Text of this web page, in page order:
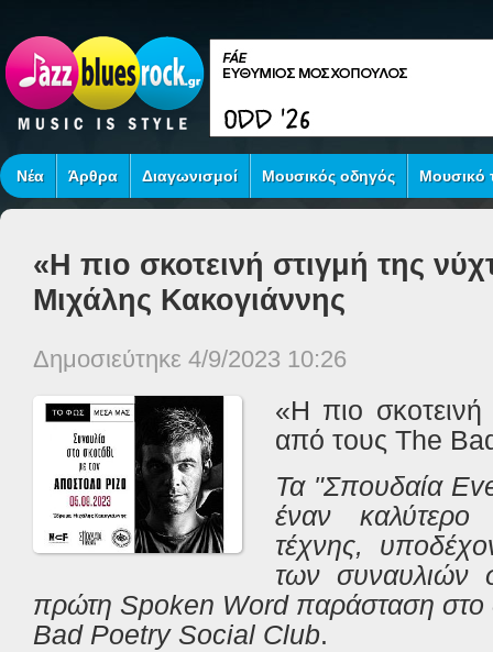
Νέα Άρθρα Διαγωνισμοί Μουσικός οδηγός Μουσικό
«Η πιο σκοτεινή στιγμή της
Μιχάλης Κακογιάννης
Δημοσιεύτηκε 4/9/2023 10:26
«Η πιο σκοτεινή
από τους The
Τα "Σπουδαία
έναν
τέχνης,
των συναυλιών
πρώτη Spoken Word παράσταση στο
Bad Poetry Social Club.